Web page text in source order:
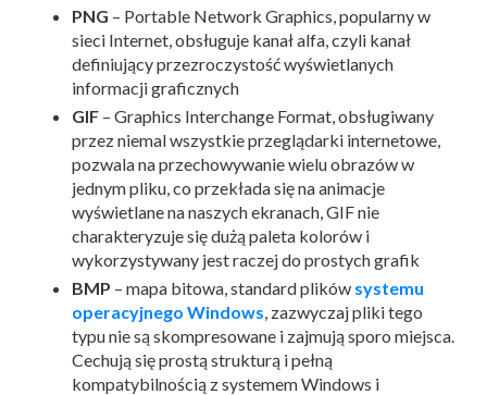
PNG – Portable Network Graphics, popularny w
sieci Internet, obsługuje kanał alfa, czyli kanał
definiujący przezroczystość wyświetlanych
informacji graficznych
GIF – Graphics Interchange Format, obsługiwany
przez niemal wszystkie przeglądarki internetowe,
pozwala na przechowywanie wielu obrazów w
jednym pliku, co przekłada się na animacje
wyświetlane na naszych ekranach, GIF nie
charakteryzuje się dużą paleta kolorów i
wykorzystywany jest raczej do prostych grafik
BMP – mapa bitowa, standard plików systemu
operacyjnego Windows , zazwyczaj pliki tego
typu nie są skompresowane i zajmują sporo miejsca.
Cechują się prostą strukturą i pełną
kompatybilnością z systemem Windows i